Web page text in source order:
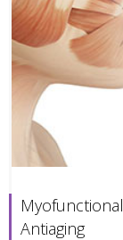
Antiaging